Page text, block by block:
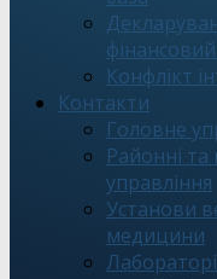
Конфлікт
Контакти
Головне
Районні та
управління
Установи
медицини